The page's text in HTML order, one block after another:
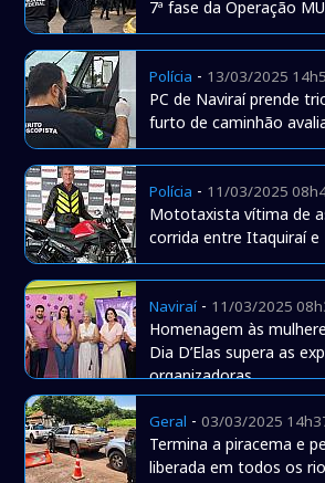
7ª fase da Operação
Polícia - 13/03/2025
PC de Naviraí prende
furto de caminhão
Polícia - 11/03/2025
Mototaxista vítima de
corrida entre Itaquiraí e
Naviraí- 11/03/2025
Homenagem às
Dia D’Elas supera as
organizadoras
Geral -03/03/2025
Termina a piracema e
liberada em todos os